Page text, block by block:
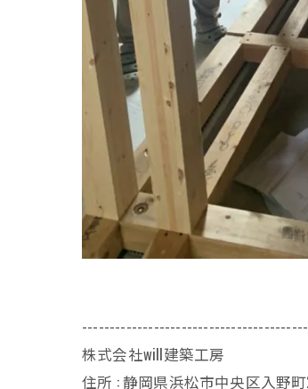
株式会社will建築工房
住所 : 静岡県浜松市中央区入野町